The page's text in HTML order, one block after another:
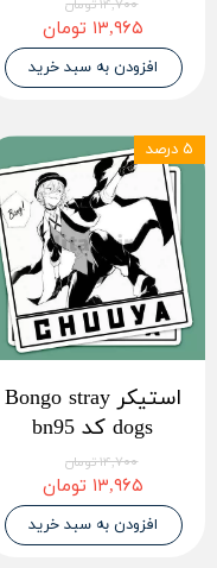
۱۴,۷۰۰ تومان
۱۳,۹۶۵ تومان
افزودن به سبد خرید
استیکر Bongo stray
dogs کد bn95
۱۴,۷۰۰ تومان
۱۳,۹۶۵ تومان
افزودن به سبد خرید
۵ درصد